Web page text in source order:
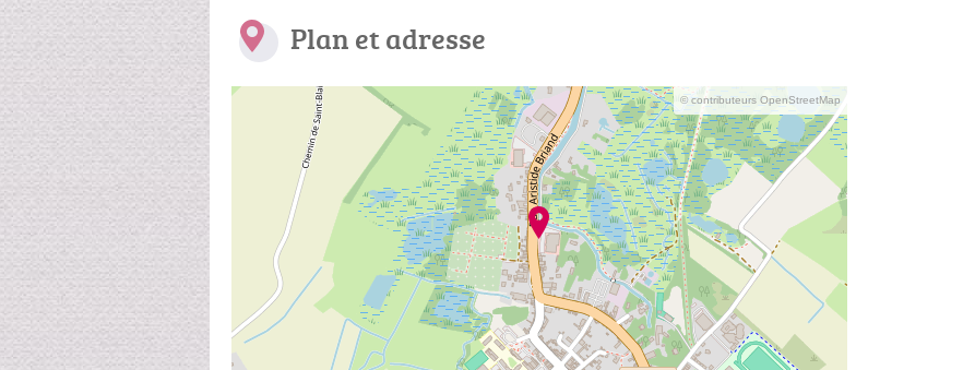
Plan et adresse
© contributeurs OpenStreetMap